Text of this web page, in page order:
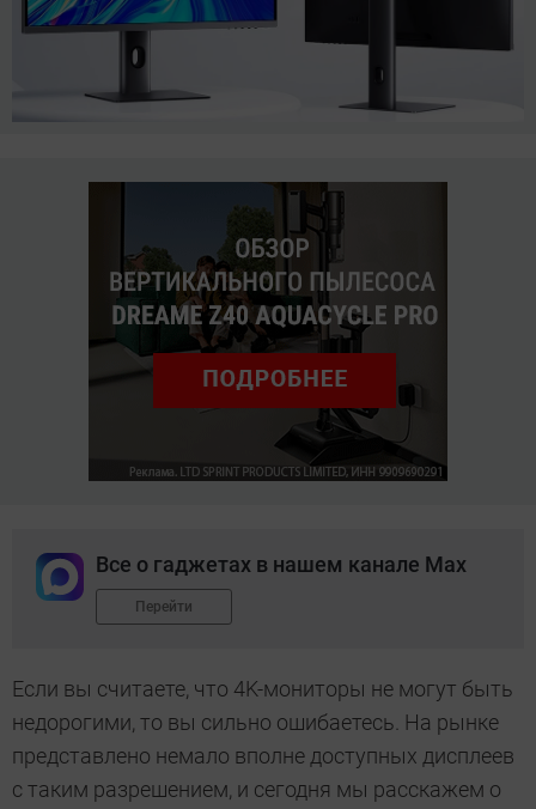
Все о гаджетах в нашем канале Max
Перейти
Если вы считаете, что 4K-мониторы не могут быть
недорогими, то вы сильно ошибаетесь. На рынке
представлено немало вполне доступных дисплеев
с таким разрешением, и сегодня мы расскажем о